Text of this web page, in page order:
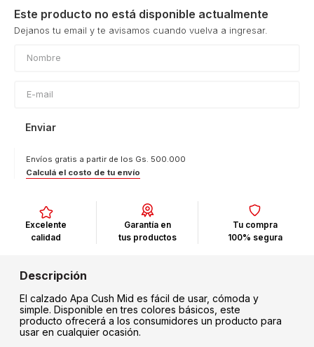
Este producto no está disponible actualmente
Enviar
Envíos gratis a partir de los Gs. 500.000
Calculá el costo de tu envío
Excelente
calidad
Garantía en
tus productos
Tu compra
100% segura
El calzado Apa Cush Mid es fácil de usar, cómoda y
simple. Disponible en tres colores básicos, este
producto ofrecerá a los consumidores un producto para
usar en cualquier ocasión.